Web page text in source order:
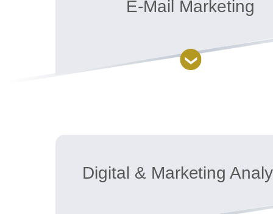
E-Mail Marketing
Digital & Marketing